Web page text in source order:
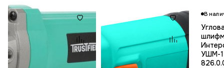
В
УШМ-